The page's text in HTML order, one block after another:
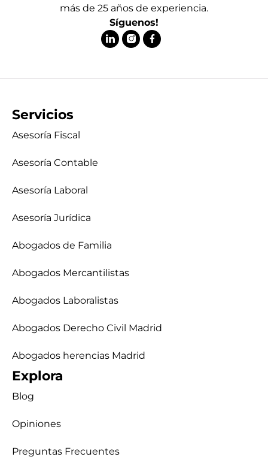
más de 25 años de experiencia.
Síguenos!
Servicios
Asesoría Fiscal
Asesoría Contable
Asesoría Laboral
Asesoría Jurídica
Abogados de Familia
Abogados Mercantilistas
Abogados Laboralistas
Abogados Derecho Civil Madrid
Abogados herencias Madrid
Explora
Blog
Opiniones
Preguntas Frecuentes